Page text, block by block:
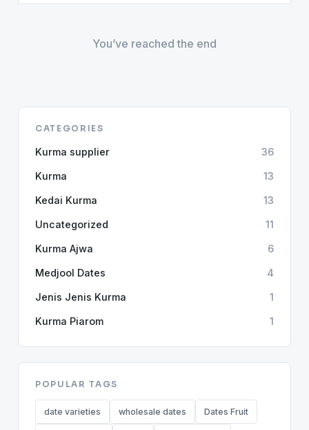
You’ve reached the end
CATEGORIES
Kurma supplier 36
Kurma 13
Kedai Kurma 13
Uncategorized 11
Kurma Ajwa 6
Medjool Dates 4
Jenis Jenis Kurma 1
Kurma Piarom 1
POPULAR TAGS
date varieties wholesale dates Dates Fruit